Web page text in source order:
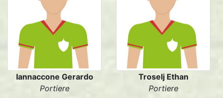
Iannaccone Gerardo
Portiere
Troselj Ethan
Portiere